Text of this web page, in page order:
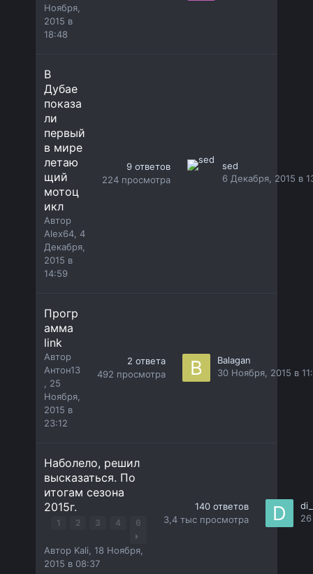
Ноября,
2015 в
18:48
В
Дубае
показа
ли
первый
в мире
летаю
щий
мотоц
икл
Автор
Alex64 ,4
Декабря,
2015 в
14:59
9 ответов
224 просмотра
sed
6 Декабря, 2015 в
Прогр
амма
link
Автор
Антон13
25
Ноября,
2015 в
23:12
2 ответа
492 просмотра
Balagan
30 Ноября, 2015 в
Наболело, решил
высказаться. По
итогам сезона
2015г.
1 2 3 4 6
Автор Kali ,18 Ноября,
2015 в 08:37
140 ответов
3,4 тыс просмотра